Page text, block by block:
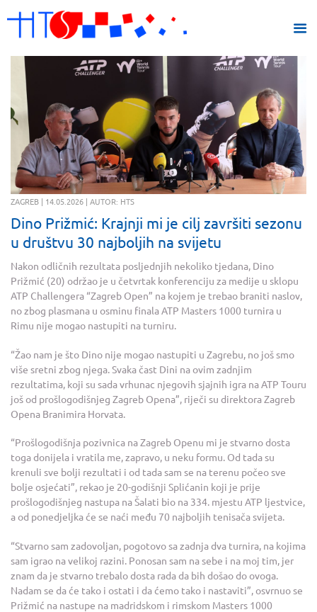
ZAGREB | 14.05.2026 | AUTOR: HTS
Dino Prižmić: Krajnji mi je cilj završiti sezonu
u društvu 30 najboljih na svijetu
Nakon odličnih rezultata posljednjih nekoliko tjedana, Dino
Prižmić (20) održao je u četvrtak konferenciju za medije u sklopu
ATP Challengera “Zagreb Open” na kojem je trebao braniti naslov,
no zbog plasmana u osminu finala ATP Masters 1000 turnira u
Rimu nije mogao nastupiti na turniru.
“Žao nam je što Dino nije mogao nastupiti u Zagrebu, no još smo
više sretni zbog njega. Svaka čast Dini na ovim zadnjim
rezultatima, koji su sada vrhunac njegovih sjajnih igra na ATP Touru
još od prošlogodišnjeg Zagreb Opena”, riječi su direktora Zagreb
Opena Branimira Horvata.
“Prošlogodišnja pozivnica na Zagreb Openu mi je stvarno dosta
toga donijela i vratila me, zapravo, u neku formu. Od tada su
krenuli sve bolji rezultati i od tada sam se na terenu počeo sve
bolje osjećati”, rekao je 20-godišnji Splićanin koji je prije
prošlogodišnjeg nastupa na Šalati bio na 334. mjestu ATP ljestvice,
a od ponedjeljka će se naći među 70 najboljih tenisača svijeta.
“Stvarno sam zadovoljan, pogotovo sa zadnja dva turnira, na kojima
sam igrao na velikoj razini. Ponosan sam na sebe i na moj tim, jer
znam da je stvarno trebalo dosta rada da bih došao do ovoga.
Nadam se da će tako i ostati i da ćemo tako i nastaviti”, osvrnuo se
Prižmić na nastupe na madridskom i rimskom Masters 1000